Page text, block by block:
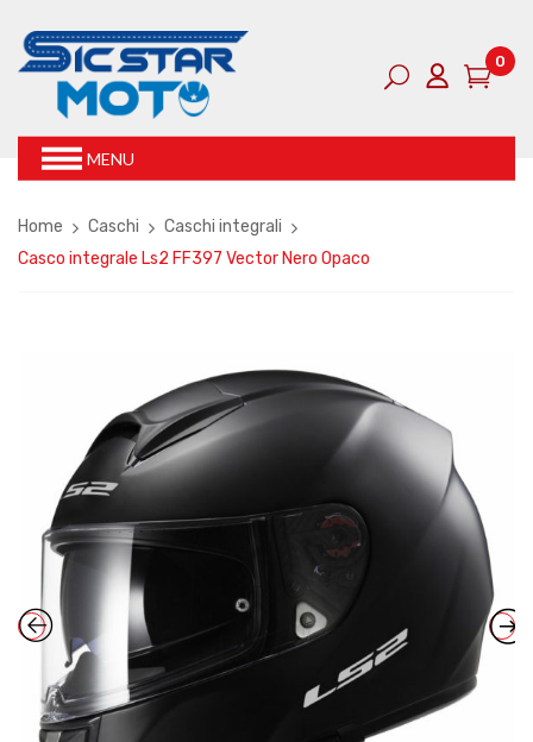
0
MENU
Home Caschi
Caschi integrali
Casco integrale Ls2 FF397 Vector Nero Opaco